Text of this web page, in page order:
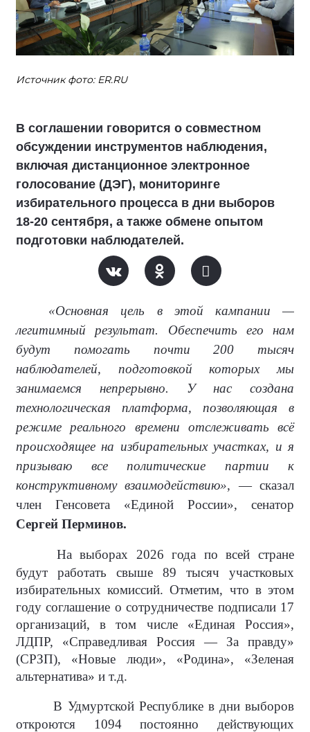
Источник фото: ER.RU
В соглашении говорится о совместном
обсуждении инструментов наблюдения,
включая дистанционное электронное
голосование (ДЭГ), мониторинге
избирательного процесса в дни выборов
18-20 сентября, а также обмене опытом
подготовки наблюдателей.
«Основная цель в этой кампании —
легитимный результат. Обеспечить его нам
будут помогать почти 200 тысяч
наблюдателей, подготовкой которых мы
занимаемся непрерывно. У нас создана
технологическая платформа, позволяющая в
режиме реального времени отслеживать всё
происходящее на избирательных участках, и я
призываю все политические партии к
конструктивному взаимодействию», — сказал
член Генсовета «Единой России», сенатор
Сергей Перминов.
На выборах 2026 года по всей стране
будут работать свыше 89 тысяч участковых
избирательных комиссий. Отметим, что в этом
году соглашение о сотрудничестве подписали 17
организаций, в том числе «Единая Россия»,
ЛДПР, «Справедливая Россия — За правду»
(СРЗП), «Новые люди», «Родина», «Зеленая
альтернатива» и т.д.
В Удмуртской Республике в дни выборов
откроются 1094 постоянно действующих